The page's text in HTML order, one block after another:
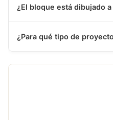
¿El bloque está dibujado
¿Para qué tipo de